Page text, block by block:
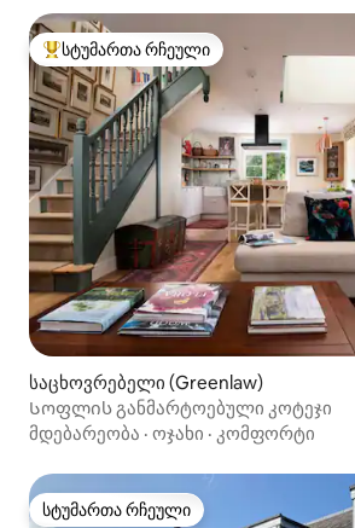
სტუმართა რჩეული მოწინავე ვარიანტი
სტუმართა რჩეული
საცხოვრებელი (Greenlaw)
Სოფლის განმარტოებული კოტეჯი
მდებარეობა · ოჯახი · კომფორტი
სტუმართა რჩეული
სტუმართა რჩეული